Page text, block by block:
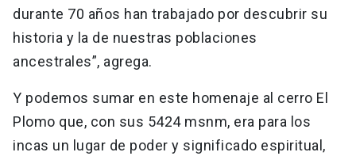
durante 70 años han trabajado por descubrir su
historia y la de nuestras poblaciones
ancestrales”, agrega.
Y podemos sumar en este homenaje al cerro El
Plomo que, con sus 5424 msnm, era para los
incas un lugar de poder y significado espiritual,